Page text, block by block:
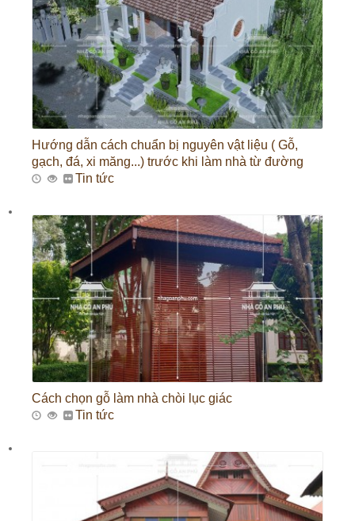
Hướng dẫn cách chuẩn bị nguyên vật liệu ( Gỗ,
gạch, đá, xi măng...) trước khi làm nhà từ đường
Tin tức
Cách chọn gỗ làm nhà chòi lục giác
Tin tức